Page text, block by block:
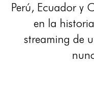
Perú, Ecuador y
en la
streaming de